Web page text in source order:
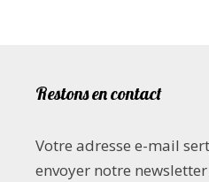
Restons en contact
Votre adresse e-mail
envoyer notre